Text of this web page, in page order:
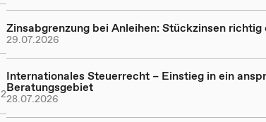
2
Zinsabgrenzung bei Anleihen: Stückzinsen richtig
29.07.2026
Internationales Steuerrecht – Einstieg in ein
Beratungsgebiet
28.07.2026